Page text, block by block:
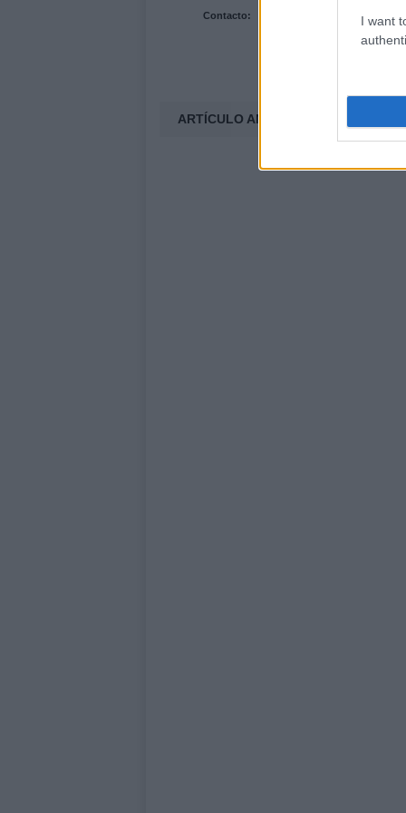
I want
Contacto:
ARTÍCULO ANTERIOR